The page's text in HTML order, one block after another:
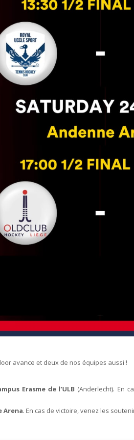
avance et deux de nos équipes aussi !
Erasme de l’ULB (Anderlecht). En
Arena. En cas de victoire, venez les